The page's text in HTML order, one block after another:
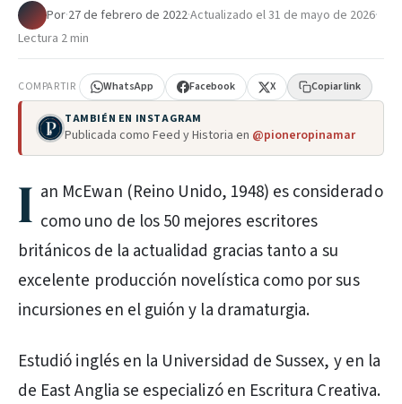
Por·27 de febrero de 2022·Actualizado el31 de mayo de 2026·
Lectura 2 min
COMPARTIR WhatsApp Facebook X Copiar link
TAMBIÉN EN INSTAGRAM
Publicada como Feed y Historia en @pioneropinamar
I an McEwan (Reino Unido, 1948) es considerado
como uno de los 50 mejores escritores
británicos de la actualidad gracias tanto a su
excelente producción novelística como por sus
incursiones en el guión y la dramaturgia.
Estudió inglés en la Universidad de Sussex, y en la
de East Anglia se especializó en Escritura Creativa.